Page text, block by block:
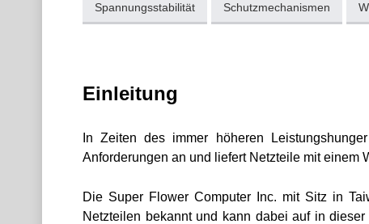
Spannungsstabilität Schutzmechanismen
Einleitung
In Zeiten des immer höheren
Anforderungen an und liefert Netzteile mit einem
Die Super Flower Computer Inc. mit Sitz in
Netzteilen bekannt und kann dabei auf in